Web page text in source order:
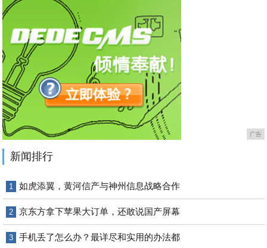
广告
新闻排行
1 如虎添翼，黄河信产与神州信息战略合作
2 京东方拿下苹果大订单，还敢说国产屏幕
3 手机丢了怎么办？最详尽和实用的办法都